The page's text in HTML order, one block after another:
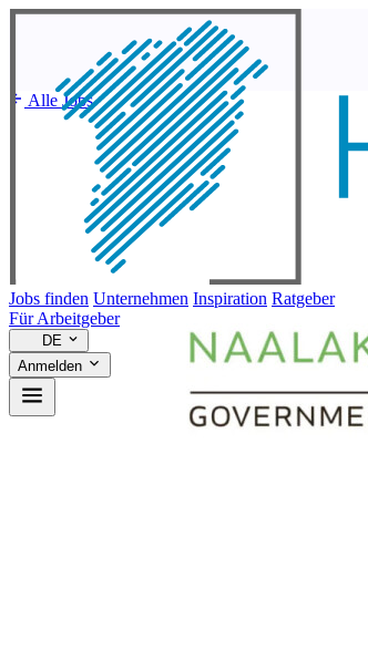
Jobs finden Unternehmen Inspiration Ratgeber
Für Arbeitgeber
DE
Anmelden
Alle Jobs